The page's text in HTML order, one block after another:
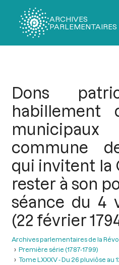
ARCHIVES
PARLEMENTAIRES
Dons
habillement
commune
qui invitent la
rester à son
séance du 4
(22 février
Archives parlementaires de la
Première série (1787-1799)
Tome LXXXV - Du 26 pluviôse au